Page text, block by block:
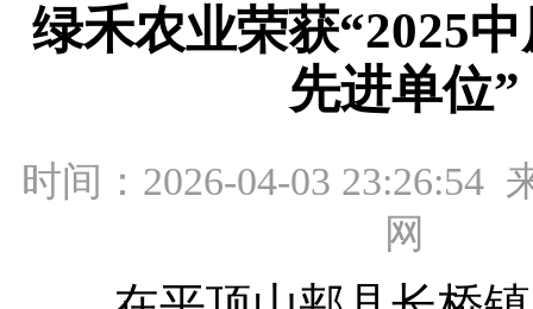
绿禾农业荣获“2025
先进单位”
时间：2026-04-03 23:26:54
网